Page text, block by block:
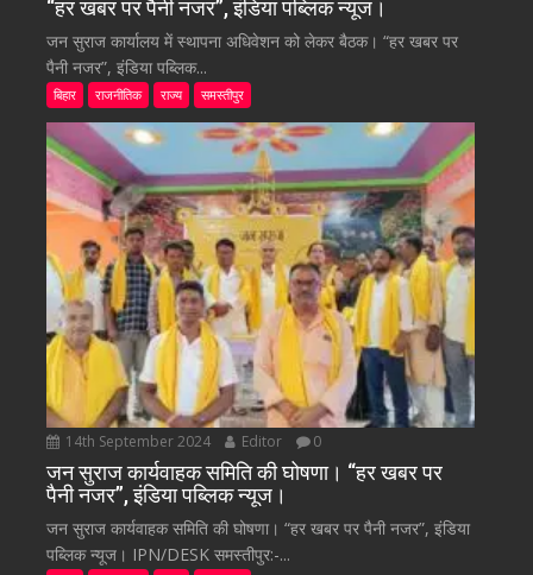
“हर खबर पर पैनी नजर”, इंडिया पब्लिक न्यूज।
जन सुराज कार्यालय में स्थापना अधिवेशन को लेकर बैठक। “हर खबर पर
पैनी नजर”, इंडिया पब्लिक...
बिहार राजनीतिक राज्य समस्तीपुर
14th September 2024 Editor 0
जन सुराज कार्यवाहक समिति की घोषणा। “हर खबर पर
पैनी नजर”, इंडिया पब्लिक न्यूज।
जन सुराज कार्यवाहक समिति की घोषणा। “हर खबर पर पैनी नजर”, इंडिया
पब्लिक न्यूज। IPN/DESK समस्तीपुर:-...